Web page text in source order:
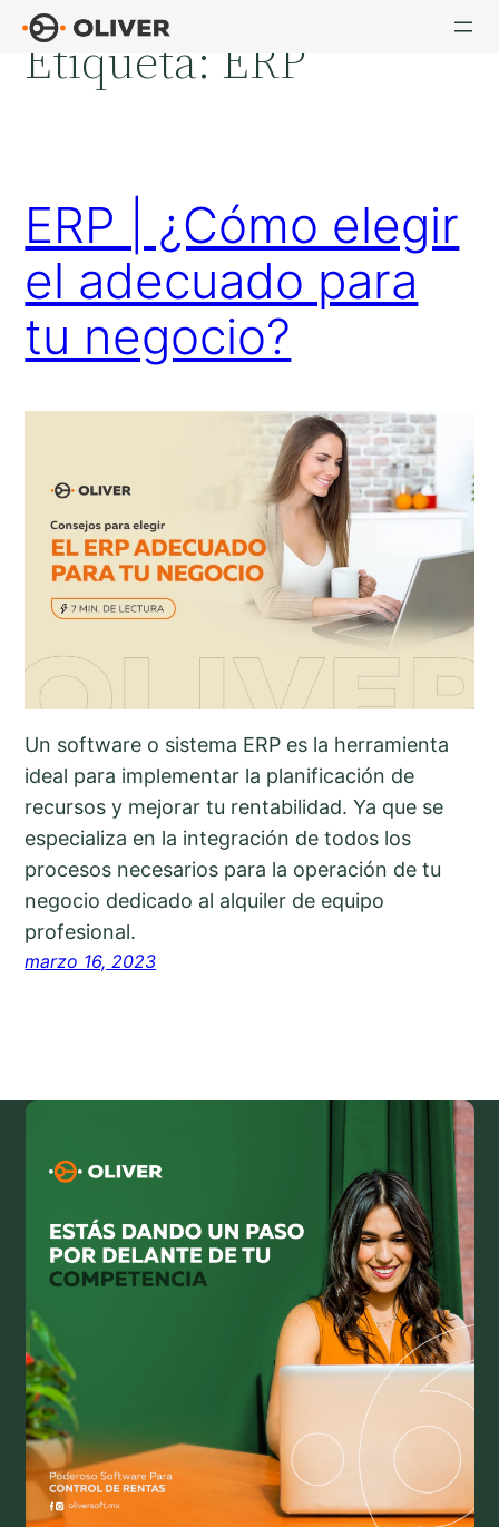
Saltar
contenido
Etiqueta: ERP
ERP | ¿Cómo elegir
el adecuado para
tu negocio?
Un software o sistema ERP es la herramienta
ideal para implementar la planificación de
recursos y mejorar tu rentabilidad. Ya que se
especializa en la integración de todos los
procesos necesarios para la operación de tu
negocio dedicado al alquiler de equipo
profesional.
marzo 16, 2023